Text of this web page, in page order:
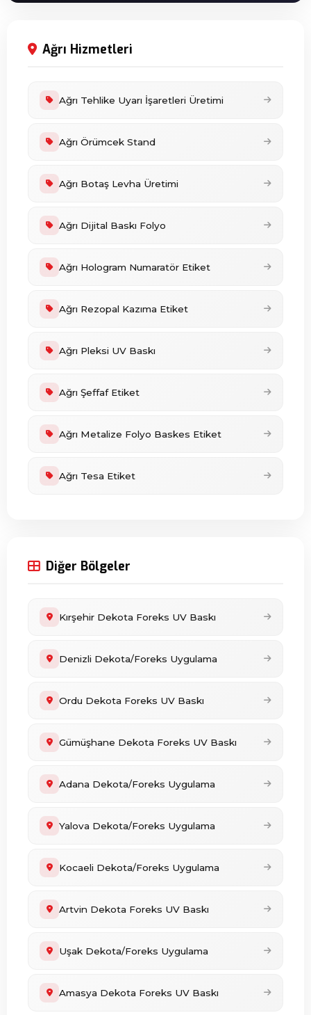
Ağrı Hizmetleri
Ağrı Tehlike Uyarı İşaretleri Üretimi
Ağrı Örümcek Stand
Ağrı Botaş Levha Üretimi
Ağrı Dijital Baskı Folyo
Ağrı Hologram Numaratör Etiket
Ağrı Rezopal Kazıma Etiket
Ağrı Pleksi UV Baskı
Ağrı Şeffaf Etiket
Ağrı Metalize Folyo Baskes Etiket
Ağrı Tesa Etiket
Diğer Bölgeler
Kırşehir Dekota Foreks UV Baskı
Denizli Dekota/Foreks Uygulama
Ordu Dekota Foreks UV Baskı
Gümüşhane Dekota Foreks UV Baskı
Adana Dekota/Foreks Uygulama
Yalova Dekota/Foreks Uygulama
Kocaeli Dekota/Foreks Uygulama
Artvin Dekota Foreks UV Baskı
Uşak Dekota/Foreks Uygulama
Amasya Dekota Foreks UV Baskı